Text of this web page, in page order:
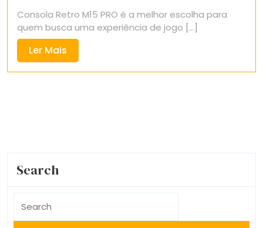
2025
Consola Retro M15 PRO é a melhor escolha para
quem busca uma experiência de jogo [...]
Ler Mais
Mais
Search
for: